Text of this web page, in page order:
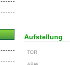
Aufstellung
TOR